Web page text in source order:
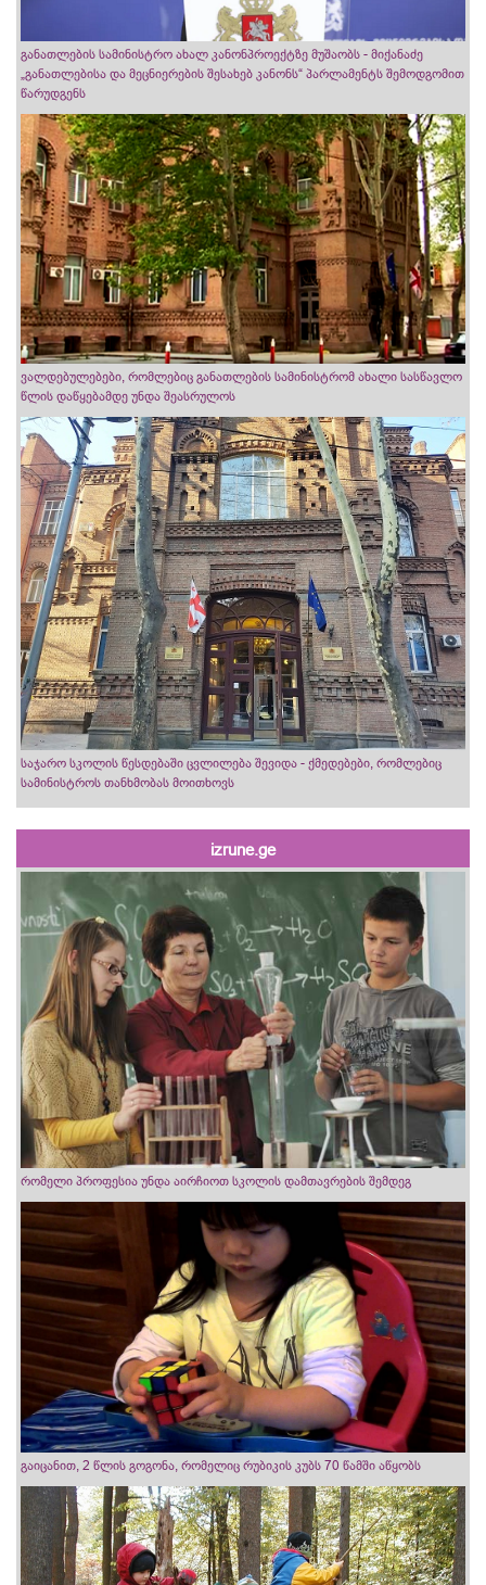
განათლების სამინისტრო ახალ კანონპროექტზე მუშაობს - მიქანაძე
„განათლებისა და მეცნიერების შესახებ კანონს“ პარლამენტს შემოდგომით
წარუდგენს
ვალდებულებები, რომლებიც განათლების სამინისტრომ ახალი სასწავლო
წლის დაწყებამდე უნდა შეასრულოს
საჯარო სკოლის წესდებაში ცვლილება შევიდა - ქმედებები, რომლებიც
სამინისტროს თანხმობას მოითხოვს
izrune.ge
რომელი პროფესია უნდა აირჩიოთ სკოლის დამთავრების შემდეგ
გაიცანით, 2 წლის გოგონა, რომელიც რუბიკის კუბს 70 წამში აწყობს